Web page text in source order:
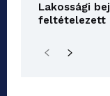
Lakossági
feltételezett